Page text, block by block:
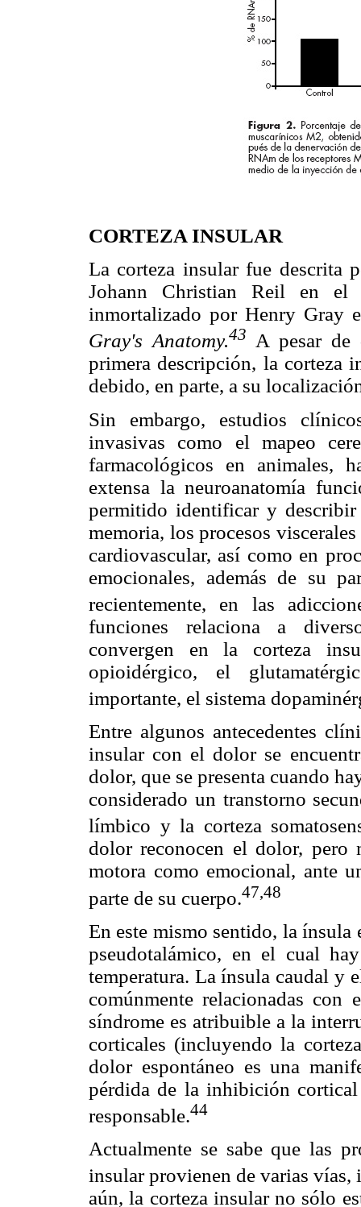
CORTEZA INSULAR
La corteza insular fue descrita
Johann Christian Reil en el
inmortalizado por Henry Gray
Gray's Anatomy.43 A pesar de
primera descripción, la corteza
debido, en parte, a su
Sin embargo, estudios
invasivas como el mapeo
farmacológicos en animales,
extensa la neuroanatomía
permitido identificar y
memoria, los procesos
cardiovascular, así como en
emocionales, además de su
recientemente, en las
funciones relaciona a
convergen en la corteza
opioidérgico, el
importante, el sistema
Entre algunos antecedentes
insular con el dolor se
dolor, que se presenta cuando
considerado un transtorno
límbico y la corteza
dolor reconocen el dolor, pero
motora como emocional, ante
parte de su cuerpo.47,48
En este mismo sentido, la
pseudotalámico, en el cual
temperatura. La ínsula caudal y
comúnmente relacionadas con
síndrome es atribuible a la
corticales (incluyendo la
dolor espontáneo es una
pérdida de la inhibición
responsable.44
Actualmente se sabe que las
insular provienen de varias
aún, la corteza insular no sólo